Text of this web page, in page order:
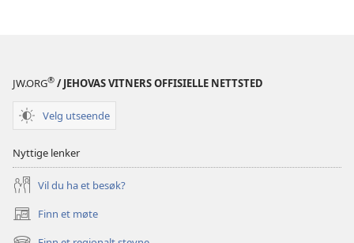
å
JW.ORG® / JEHOVAS VITNERS OFFISIELLE NETTSTED
Velg utseende
Nyttige lenker
Vil du ha et besøk?
Finn et møte
(åpner
nytt